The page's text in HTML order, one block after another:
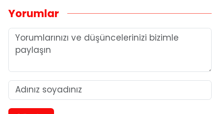
Yorumlar